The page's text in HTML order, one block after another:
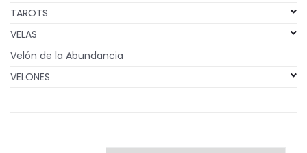
TAROTS
VELAS
Velón de la Abundancia
VELONES